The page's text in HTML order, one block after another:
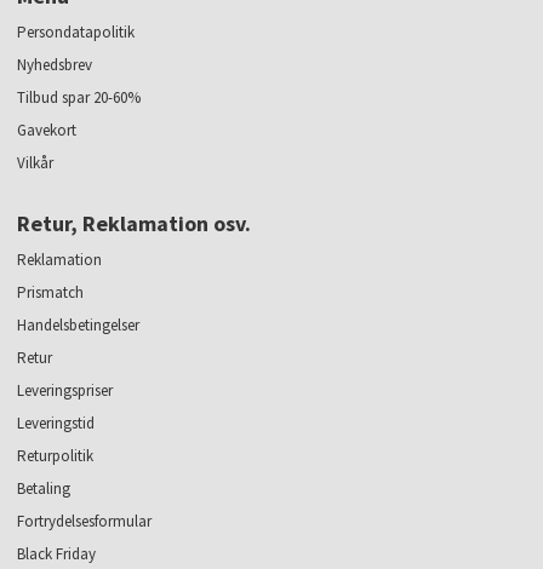
Persondatapolitik
Nyhedsbrev
Tilbud spar 20-60%
Gavekort
Vilkår
Retur, Reklamation osv.
Reklamation
Prismatch
Handelsbetingelser
Retur
Leveringspriser
Leveringstid
Returpolitik
Betaling
Fortrydelsesformular
Black Friday